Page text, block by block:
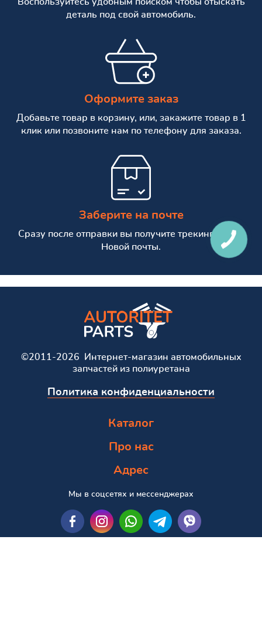
деталь под свой автомобиль.
Оформите заказ
Добавьте товар в корзину, или, закажите товар в 1
клик или позвоните нам по телефону для заказа.
Заберите на почте
Сразу после отправки вы получите трекинг номер
Новой почты.
©2011-2026 Интернет-магазин автомобильных
запчастей из полиуретана
Политика конфиденциальности
Каталог
Про нас
Адрес
Мы в соцсетях и мессенджерах